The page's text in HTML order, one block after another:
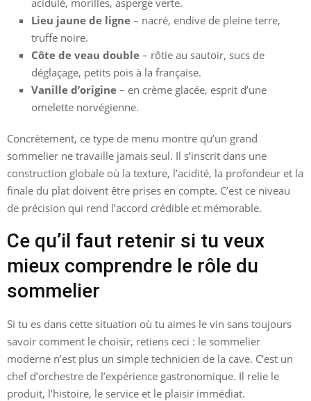
Lieu jaune de ligne – nacré, endive de pleine terre,
truffe noire.
Côte de veau double – rôtie au sautoir, sucs de
déglaçage, petits pois à la française.
Vanille d’origine – en crème glacée, esprit d’une
omelette norvégienne.
Concrètement, ce type de menu montre qu’un grand
sommelier ne travaille jamais seul. Il s’inscrit dans une
construction globale où la texture, l’acidité, la profondeur et la
finale du plat doivent être prises en compte. C’est ce niveau
de précision qui rend l’accord crédible et mémorable.
Ce qu’il faut retenir si tu veux
mieux comprendre le rôle du
sommelier
Si tu es dans cette situation où tu aimes le vin sans toujours
savoir comment le choisir, retiens ceci : le sommelier
moderne n’est plus un simple technicien de la cave. C’est un
chef d’orchestre de l’expérience gastronomique. Il relie le
produit, l’histoire, le service et le plaisir immédiat.